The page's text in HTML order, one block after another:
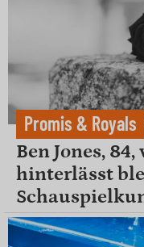
Promis & Royals
Ben Jones,
hinterlässt